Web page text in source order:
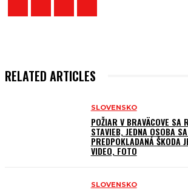
RELATED ARTICLES
SLOVENSKO
POŽIAR V BRAVÄCOVE SA
STAVIEB, JEDNA OSOBA
PREDPOKLADANÁ
VIDEO, FOTO
SLOVENSKO